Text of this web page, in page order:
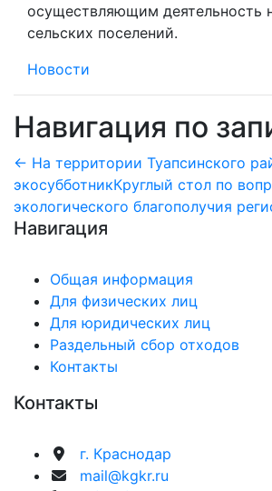
осуществляющим деятельность
сельских поселений.
Новости
Навигация по
← На территории Туапсинского
экосубботникКруглый стол по
экологического благополучия
Навигация
Общая информация
Для физических лиц
Для юридических лиц
Раздельный сбор отходов
Контакты
Контакты
г. Краснодар
mail@kgkr.ru